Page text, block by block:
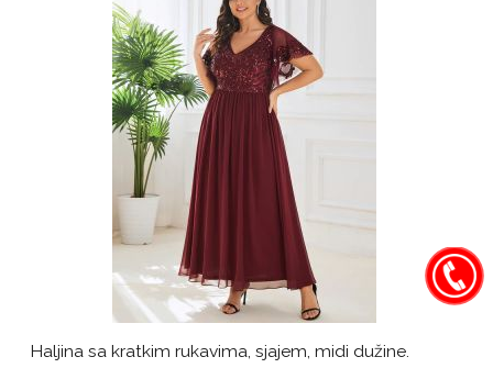
Haljina sa kratkim rukavima, sjajem, midi dužine.